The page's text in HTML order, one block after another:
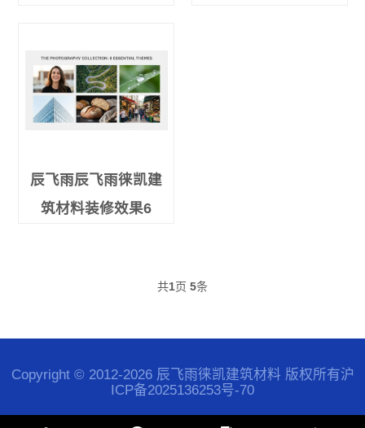
辰飞雨辰飞雨徕凯建
筑材料装修效果6
共1页 5条
Copyright © 2012-2026 辰飞雨徕凯建筑材料 版权所有沪
ICP备2025136253号-70